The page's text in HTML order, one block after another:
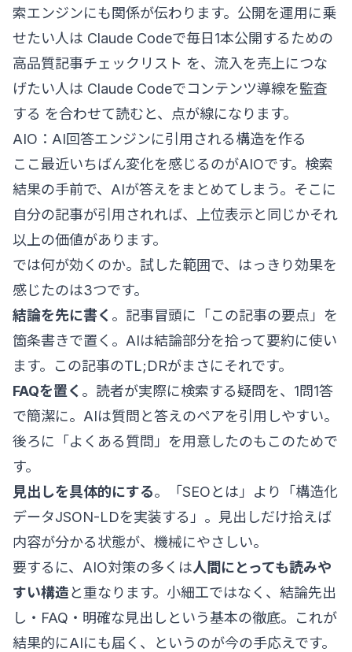
索エンジンにも関係が伝わります。公開を運用に乗
せたい人は Claude Codeで毎日1本公開するための
高品質記事チェックリスト を、流入を売上につな
げたい人は Claude Codeでコンテンツ導線を監査
する を合わせて読むと、点が線になります。
AIO：AI回答エンジンに引用される構造を作る
ここ最近いちばん変化を感じるのがAIOです。検索
結果の手前で、AIが答えをまとめてしまう。そこに
自分の記事が引用されれば、上位表示と同じかそれ
以上の価値があります。
では何が効くのか。試した範囲で、はっきり効果を
感じたのは3つです。
結論を先に書く 。記事冒頭に「この記事の要点」を
箇条書きで置く。AIは結論部分を拾って要約に使い
ます。この記事のTL;DRがまさにそれです。
FAQを置く 。読者が実際に検索する疑問を、1問1答
で簡潔に。AIは質問と答えのペアを引用しやすい。
後ろに「よくある質問」を用意したのもこのためで
す。
見出しを具体的にする。「SEOとは」より「構造化
データJSON-LDを実装する」。見出しだけ拾えば
内容が分かる状態が、機械にやさしい。
要するに、AIO対策の多くは人間にとっても読みや
すい構造と重なります。小細工ではなく、結論先出
し・FAQ・明確な見出しという基本の徹底。これが
結果的にAIにも届く、というのが今の手応えです。